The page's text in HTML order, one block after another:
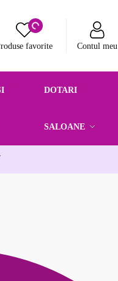
favorite Contul meu
DOTARI
SALOANE